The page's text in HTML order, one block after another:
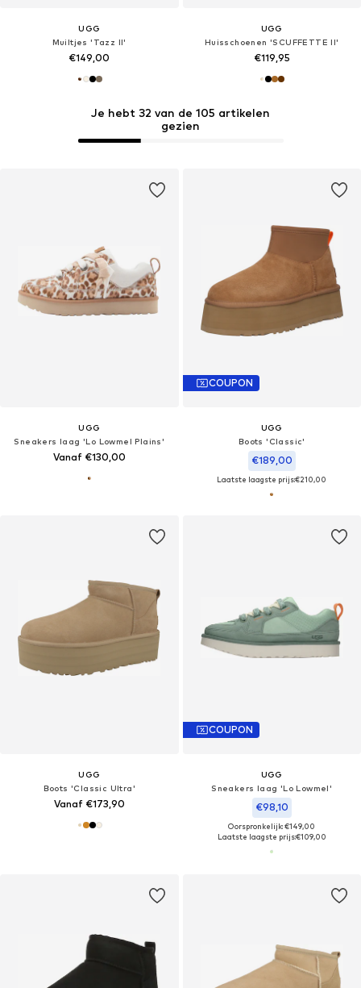
Je hebt 32 van de 105 artikelen
gezien
UGG
Muiltjes 'Tazz II'
€149,00
UGG
Huisschoenen 'SCUFFETTE II'
€119,95
UGG
Sneakers laag 'Lo Lowmel Plains'
Vanaf €130,00
COUPON
UGG
Boots 'Classic'
€189,00
Laatste laagste prijs:€210,00
UGG
Boots 'Classic Ultra'
Vanaf €173,90
COUPON
UGG
Sneakers laag 'Lo Lowmel'
€98,10
Oorspronkelijk: €149,00
Laatste laagste prijs:€109,00